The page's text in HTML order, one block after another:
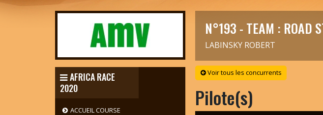
AFRICA RACE
2020
ACCUEIL COURSE
N°193 - TEAM : ROAD
LABINSKY ROBERT
Voir tous les concurrents
Pilote(s)